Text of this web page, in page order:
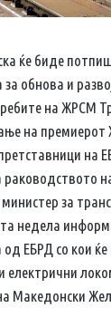
ќе биде
за обнова и
на ЖРСМ
на премиерот
на
раководството
за
недела
од ЕБРД со кои
електрични
Македонски